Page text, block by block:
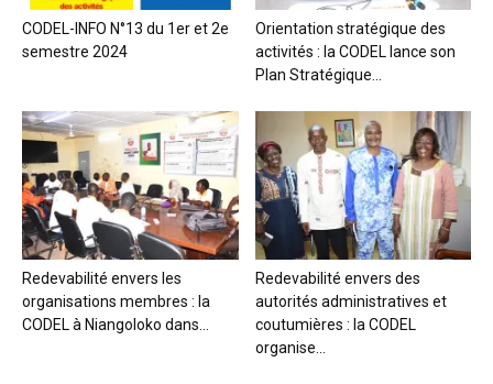
CODEL-INFO N°13 du 1er et 2e
semestre 2024
Orientation stratégique des
activités : la CODEL lance son
Plan Stratégique...
Redevabilité envers les
organisations membres : la
CODEL à Niangoloko dans...
Redevabilité envers des
autorités administratives et
coutumières : la CODEL
organise...